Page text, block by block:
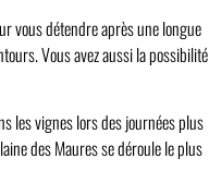
vous détendre après une longue
Vous avez aussi la possibilité
les vignes lors des journées plus
des Maures se déroule le plus